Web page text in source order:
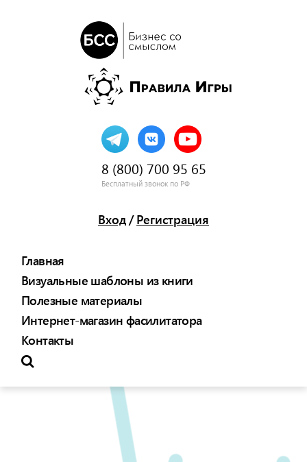
8 (800) 700 95 65
Бесплатный звонок по РФ
Вход/ Регистрация
Главная
Визуальные шаблоны из книги
Полезные материалы
Интернет-магазин фасилитатора
Контакты